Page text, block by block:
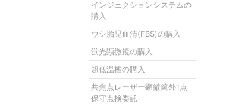
インジェクションシステムの
購入
ウシ胎児血清(FBS)の購入
蛍光顕微鏡の購入
超低温槽の購入
共焦点レーザー顕微鏡外1点
保守点検委託